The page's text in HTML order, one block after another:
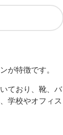
が特徴です。
ており、靴、バ
学校やオフィス